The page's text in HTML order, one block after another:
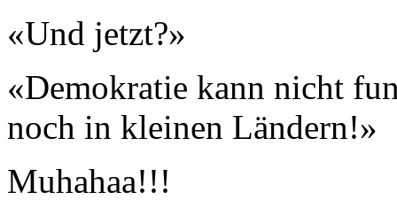
«Und jetzt?»
«Demokratie kann nicht
noch in kleinen Ländern!»
Muhahaa!!!